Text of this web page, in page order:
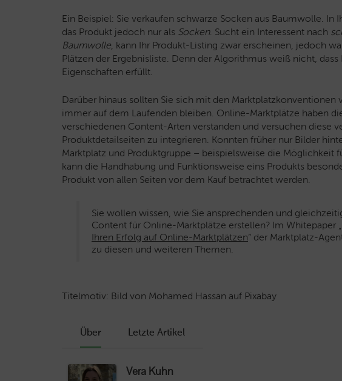
Ein Beispiel: Sie verkaufen schwarze Socken aus Baumwolle. In
das Produkt jedoch nur als Socken. Sucht ein Interessent nach
Baumwolle , kann Ihr Produkt-Listing zwar erscheinen, jedoch
Plätzen der Ergebnisliste. Denn der Algorithmus weiß nicht,
Eigenschaften erfüllt.
Darüber hinaus sollten Sie sich mit den Marktplatzkonventionen
immer auf dem Laufenden bleiben. Online-Marktplätze haben
verschiedenen Content-Arten verstanden und versuchen diese
Produktdetailseiten zu integrieren. Konnten früher nur Bilder
Marktplatz und Produktgruppe – beispielsweise die Möglichkeit
kann die Handhabung und Funktionsweise eins Produkts
Produkt von allen Seiten vor dem Kauf betrachtet werden.
Sie wollen wissen, wie Sie ansprechenden und
Content für Online-Marktplätze erstellen? Im Whitepaper „
Ihren Erfolg auf Online-Marktplätzen“ der Marktplatz-
zu diesen und weiteren Themen.
Titelmotiv: Bild von Mohamed Hassan auf Pixabay
Über Letzte Artikel
Vera Kuhn